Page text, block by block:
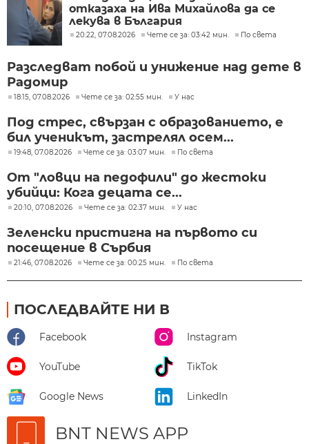
отказаха на Ива Михайлова да се
лекува в България
20:22, 07.08.2026 Чете се за: 03:42 мин. По света
Разследват побой и унижение над дете в
Радомир
18:15, 07.08.2026 Чете се за: 02:55 мин. У нас
Под стрес, свързан с образованието, е
бил ученикът, застрелял осем...
19:48, 07.08.2026 Чете се за: 03:07 мин. По света
От "ловци на педофили" до жестоки
убийци: Кога децата се...
20:10, 07.08.2026 Чете се за: 02:37 мин. У нас
Зеленски пристигна на първото си
посещение в Сърбия
21:46, 07.08.2026 Чете се за: 00:25 мин. По света
ПОСЛЕДВАЙТЕ НИ В
Facebook Instagram
YouTube TikTok
Google News LinkedIn
BNT NEWS APP